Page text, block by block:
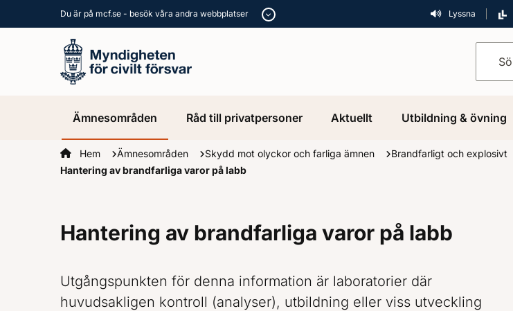
Du är på mcf.se - besök våra andra webbplatser Lyssna
Ämnesområden Råd till privatpersoner Aktuellt Utbildning & övning
Startsidan
Hem Ämnesområden Skydd mot olyckor och farliga ämnen Brandfarligt och explosivt
Hantering av brandfarliga varor på labb
Hantering av brandfarliga varor på labb
Utgångspunkten för denna information är laboratorier där
huvudsakligen kontroll (analyser), utbildning eller viss utveckling